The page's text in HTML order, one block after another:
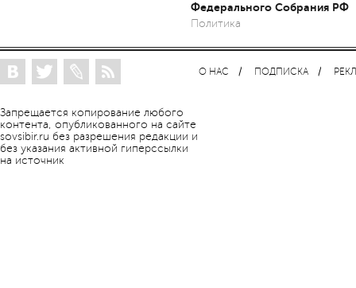
Федерального Собрания РФ
Политика
Запрещается копирование любого
контента, опубликованного на сайте
sovsibir.ru без разрешения редакции и
без указания активной гиперссылки
на источник
О НАС ПОДПИСКА